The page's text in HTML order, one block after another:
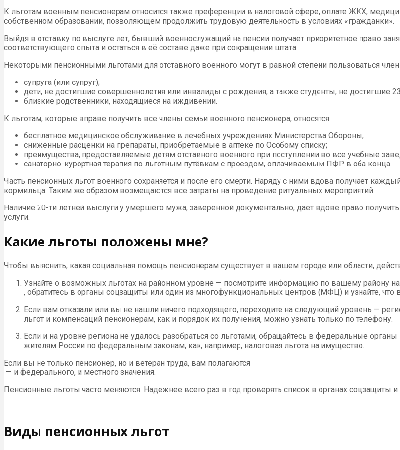
К льготам военным пенсионерам относится также преференции в налоговой сфере, оплате ЖКХ,
собственном образовании, позволяющем продолжить трудовую деятельность в условиях «гражданки».
Выйдя в отставку по выслуге лет, бывший военнослужащий на пенсии получает приоритетное право
соответствующего опыта и остаться в её составе даже при сокращении штата.
Некоторыми пенсионными льготами для отставного военного могут в равной степени пользоваться
супруга (или супруг);
дети, не достигшие совершеннолетия или инвалиды с рождения, а также студенты, не достигшие
близкие родственники, находящиеся на иждивении.
К льготам, которые вправе получить все члены семьи военного пенсионера, относятся:
бесплатное медицинское обслуживание в лечебных учреждениях Министерства Обороны;
сниженные расценки на препараты, приобретаемые в аптеке по Особому списку;
преимущества, предоставляемые детям отставного военного при поступлении во все учебные
санаторно-курортная терапия по льготным путёвкам с проездом, оплачиваемым ПФР в оба конца.
Часть пенсионных льгот военного сохраняется и после его смерти. Наряду с ними вдова получает
кормильца. Таким же образом возмещаются все затраты на проведение ритуальных мероприятий.
Наличие 20-ти летней выслуги у умершего мужа, заверенной документально, даёт вдове право
услуги.
Какие льготы положены мне?
Чтобы выяснить, какая социальная помощь пенсионерам существует в вашем городе или области,
Узнайте о возможных льготах на районном уровне — посмотрите информацию по вашему району на
, обратитесь в органы соцзащиты или один из многофункциональных центров (МФЦ) и узнайте, что
Если вам отказали или вы не нашли ничего подходящего, переходите на следующий уровень —
льгот и компенсаций пенсионерам, как и порядок их получения, можно узнать только по телефону.
Если и на уровне региона не удалось разобраться со льготами, обращайтесь в федеральные
жителям России по федеральным законам, как, например, налоговая льгота на имущество.
Если вы не только пенсионер, но и ветеран труда, вам полагаются
— и федерального, и местного значения.
Пенсионные льготы часто меняются. Надежнее всего раз в год проверять список в органах соцзащиты и
Виды пенсионных льгот